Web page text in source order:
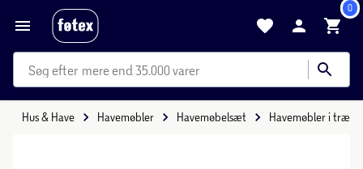
0
mere end 35.000 varer
Hus & Have Havemøbler Havemøbelsæt Havemøbler i træ